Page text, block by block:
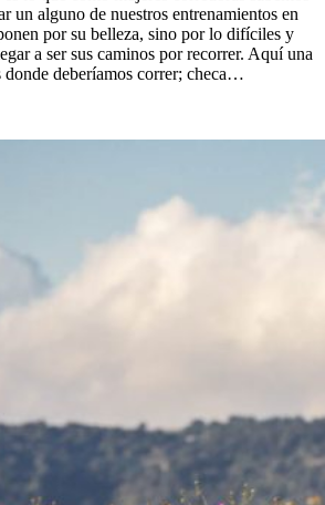
un alguno de nuestros entrenamientos en
por su belleza, sino por lo difíciles y
a ser sus caminos por recorrer. Aquí una
donde deberíamos correr; checa…